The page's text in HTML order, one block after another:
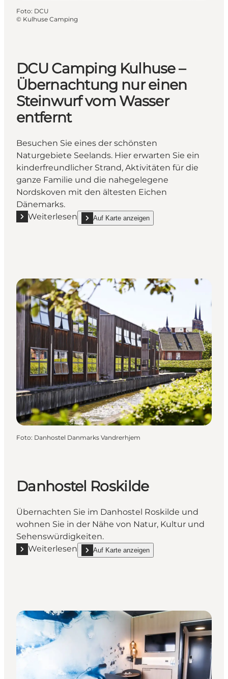
Foto: DCU
© Kulhuse Camping
DCU Camping Kulhuse –
Übernachtung nur einen
Steinwurf vom Wasser
entfernt
Besuchen Sie eines der schönsten
Naturgebiete Seelands. Hier erwarten Sie ein
kinderfreundlicher Strand, Aktivitäten für die
ganze Familie und die nahegelegene
Nordskoven mit den ältesten Eichen
Dänemarks.
Weiterlesen
Mehr erfahren "DCU Camping Kulhuse –
Auf Karte anzeigen
show DCU Camping Kulhuse – Übernachtung
Foto: Danhostel Danmarks Vandrerhjem
Danhostel Roskilde
Übernachten Sie im Danhostel Roskilde und
wohnen Sie in der Nähe von Natur, Kultur und
Sehenswürdigkeiten.
Weiterlesen
Mehr erfahren "Danhostel Roskilde"
Auf Karte anzeigen
show Danhostel Roskilde on_map